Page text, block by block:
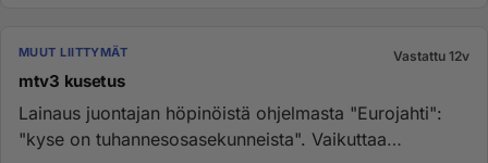
MUUT LIITTYMÄT Vastattu 12v
mtv3 kusetus
Lainaus juontajan höpinöistä ohjelmasta "Eurojahti":
"kyse on tuhannesosasekunneista". Vaikuttaa